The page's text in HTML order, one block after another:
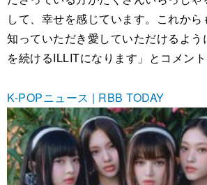
して、幸せを感じています。これか
知っていただき愛していただけるよ
を続けるILLITになります」とコメント
K-POPニュース | RBB TODAY